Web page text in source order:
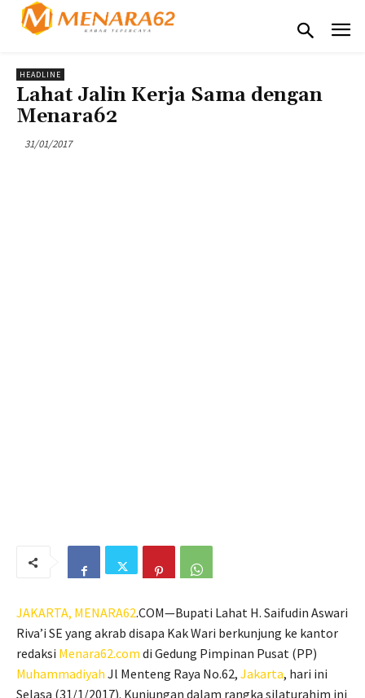
HEADLINE
Lahat Jalin Kerja Sama dengan
Menara62
31/01/2017
JAKARTA, MENARA62.COM—Bupati Lahat H. Saifudin Aswari
Riva’i SE yang akrab disapa Kak Wari berkunjung ke kantor
redaksi Menara62.com di Gedung Pimpinan Pusat (PP)
Muhammadiyah Jl Menteng Raya No.62, Jakarta, hari ini
Selasa (31/1/2017). Kunjungan dalam rangka silaturahim ini